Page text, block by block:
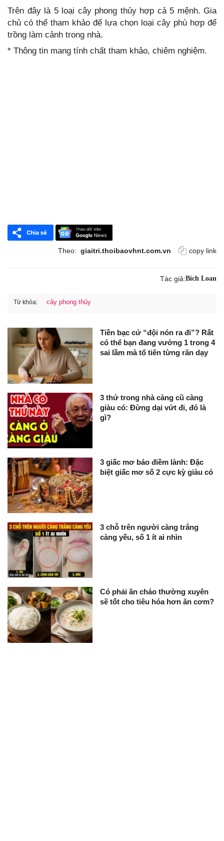
Trên đây là 5 loại cây phong thủy hợp cả 5 mệnh. Gia
chủ có thể tham khảo để lựa chọn loại cây phù hợp để
trồng làm cảnh trong nhà.
* Thông tin mang tính chất tham khảo, chiêm nghiệm.
Theo: giaitri.thoibaovhnt.com.vn copy link
Tác giả:Bích Loan
Từ khóa: cây phong thủy
Tiền bạc cứ “đội nón ra đi”? Rất
có thể bạn đang vướng 1 trong 4
sai lầm mà tổ tiên từng răn dạy
3 thứ trong nhà càng cũ càng
giàu có: Đừng dại vứt đi, đó là
gì?
3 giấc mơ báo điềm lành: Đặc
biệt giấc mơ số 2 cực kỳ giàu có
3 chỗ trên người càng trắng
càng yếu, số 1 ít ai nhìn
Có phải ăn cháo thường xuyên
sẽ tốt cho tiêu hóa hơn ăn cơm?